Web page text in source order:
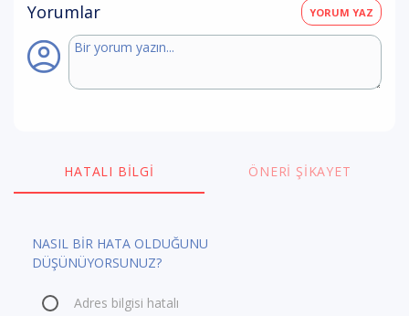
Yorumlar YORUM YAZ
HATALI BILGI ÖNERI ŞIKAYET
NASIL BİR HATA OLDUĞUNU
DÜŞÜNÜYORSUNUZ?
Adres bilgisi hatalı